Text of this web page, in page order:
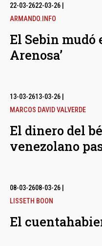
22-03-2622-03-26
ARMANDO.INFO
El Sebin mudó
Arenosa’
13-03-2613-03-26
MARCOS DAVID VALVERDE
El dinero del
venezolano
08-03-2608-03-26
LISSETH BOON
El